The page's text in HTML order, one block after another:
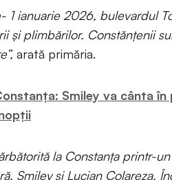
1 ianuarie 2026, bulevardul
și plimbărilor. Constănțenii
arată primăria.
Smiley va cânta în
la Constanța printr-
Smiley și Lucian Colareza.